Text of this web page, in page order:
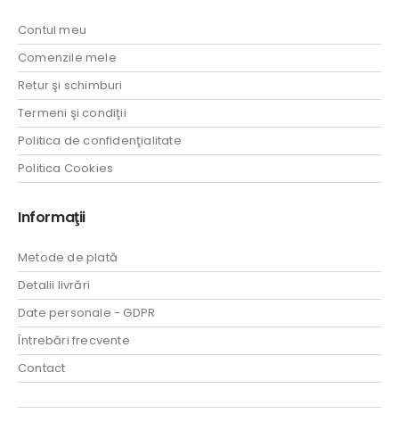
Contul meu
Comenzile mele
Retur şi schimburi
Termeni şi condiţii
Politica de confidenţialitate
Politica Cookies
Informaţii
Metode de plată
Detalii livrări
Date personale - GDPR
Întrebări frecvente
Contact